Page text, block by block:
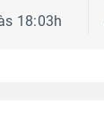
18:03h